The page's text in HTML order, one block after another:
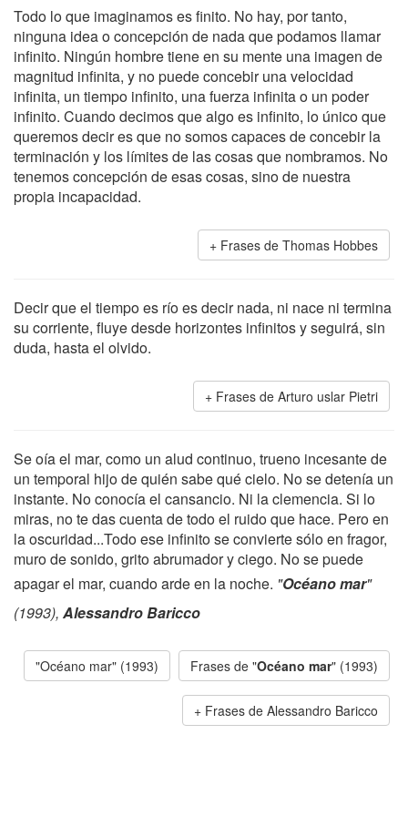
Todo lo que imaginamos es finito. No hay, por tanto,
ninguna idea o concepción de nada que podamos llamar
infinito. Ningún hombre tiene en su mente una imagen de
magnitud infinita, y no puede concebir una velocidad
infinita, un tiempo infinito, una fuerza infinita o un poder
infinito. Cuando decimos que algo es infinito, lo único que
queremos decir es que no somos capaces de concebir la
terminación y los límites de las cosas que nombramos. No
tenemos concepción de esas cosas, sino de nuestra
propia incapacidad.
Frases de Thomas Hobbes
Decir que el tiempo es río es decir nada, ni nace ni termina
su corriente, fluye desde horizontes infinitos y seguirá, sin
duda, hasta el olvido.
Frases de Arturo uslar Pietri
Se oía el mar, como un alud continuo, trueno incesante de
un temporal hijo de quién sabe qué cielo. No se detenía un
instante. No conocía el cansancio. Ni la clemencia. Si lo
miras, no te das cuenta de todo el ruido que hace. Pero en
la oscuridad...Todo ese infinito se convierte sólo en fragor,
muro de sonido, grito abrumador y ciego. No se puede
apagar el mar, cuando arde en la noche. "Océano mar"
(1993), Alessandro Baricco
"Océano mar" (1993) Frases de "Océano mar" (1993)
Frases de Alessandro Baricco